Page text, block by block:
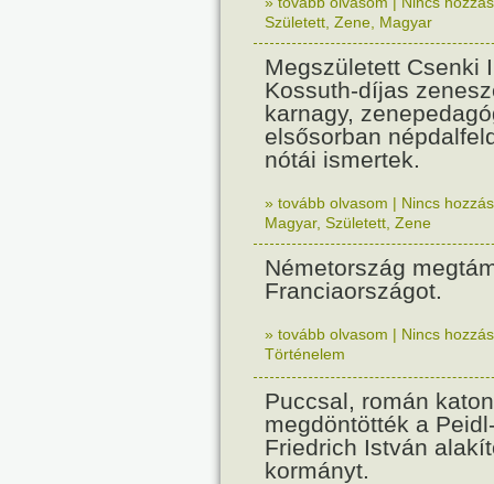
Született Zene Magyar
Megszületett Csenki
Kossuth-díjas
karnagy,
elsősorban
nótái ismertek.
» tovább olvasom | Nincs
Magyar, Született Zene
Németország
Franciaországot.
» tovább olvasom | Nincs
Történelem
Puccsal, román
megdöntötték a
Friedrich István
kormányt.